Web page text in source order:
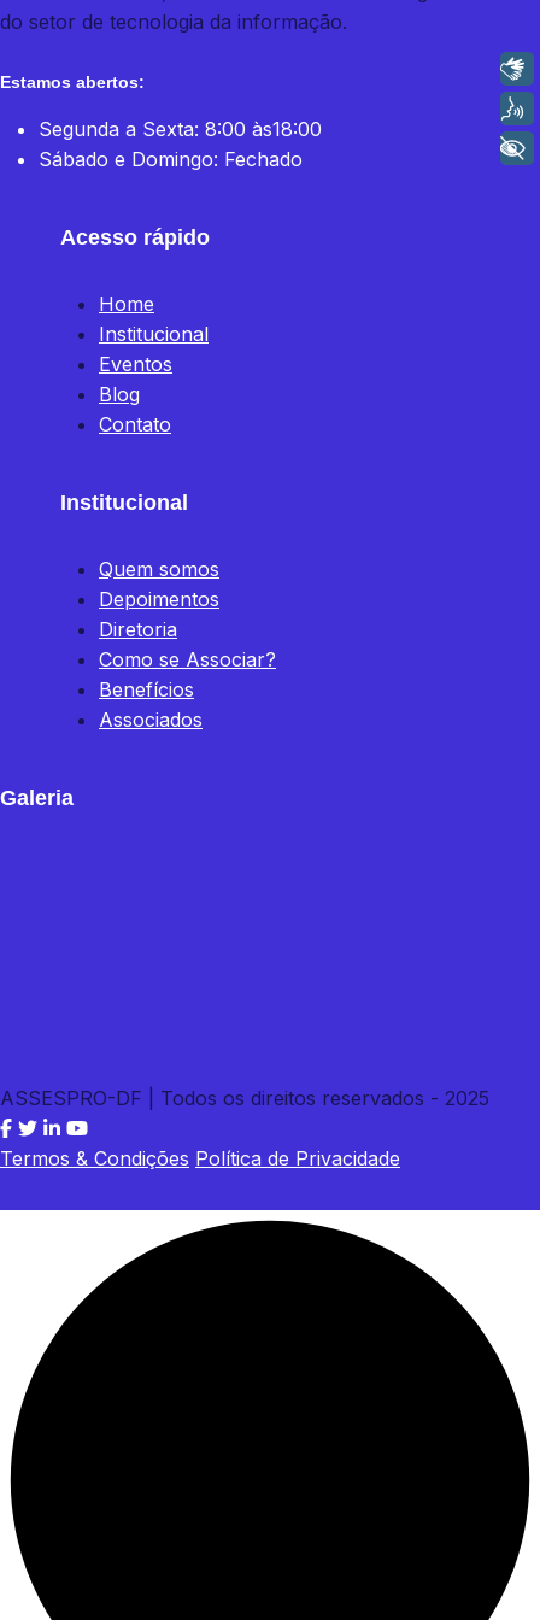
do setor de tecnologia da informação.
Estamos abertos:
Segunda a Sexta: 8:00 às18:00
Sábado e Domingo: Fechado
Acesso rápido
Home
Institucional
Eventos
Blog
Contato
Institucional
Quem somos
Depoimentos
Diretoria
Como se Associar?
Benefícios
Associados
Galeria
ASSESPRO-DF | Todos os direitos reservados - 2025
Termos & Condições Política de Privacidade